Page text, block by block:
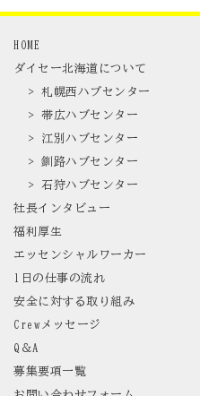
HOME
ダイセー北海道について
> 札幌西ハブセンター
> 帯広ハブセンター
> 江別ハブセンター
> 釧路ハブセンター
> 石狩ハブセンター
社長インタビュー
福利厚生
エッセンシャルワーカー
1日の仕事の流れ
安全に対する取り組み
Crewメッセージ
Q＆A
募集要項一覧